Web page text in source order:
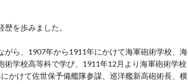
を歩みました。
ら、1907年から1911年にかけて海軍砲術学校、海
学校高等科で学び、1911年12月より海軍砲術学校
かけて佐世保予備艦隊参謀、巡洋艦新高砲術長、横